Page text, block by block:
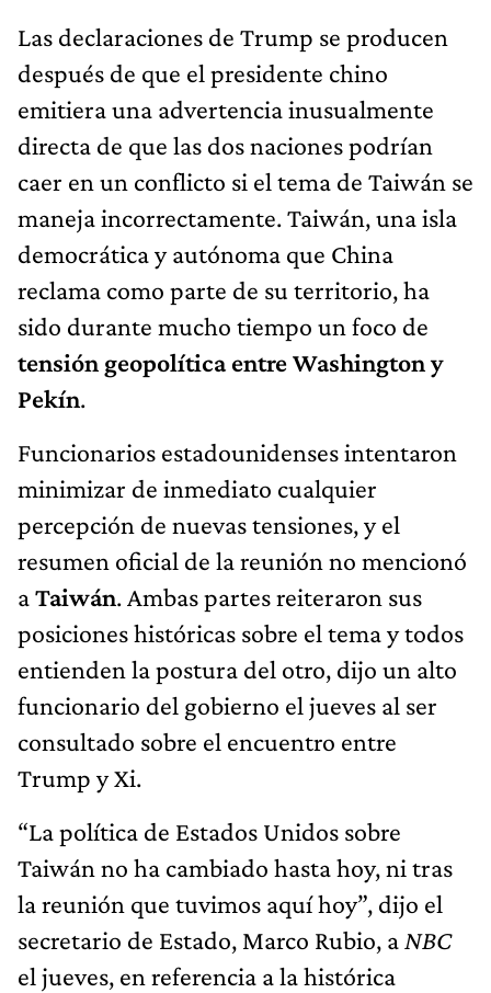
Las declaraciones de Trump se producen
después de que el presidente chino
emitiera una advertencia inusualmente
directa de que las dos naciones podrían
caer en un conflicto si el tema de Taiwán se
maneja incorrectamente. Taiwán, una isla
democrática y autónoma que China
reclama como parte de su territorio, ha
sido durante mucho tiempo un foco de
tensión geopolítica entre Washington y
Pekín.
Funcionarios estadounidenses intentaron
minimizar de inmediato cualquier
percepción de nuevas tensiones, y el
resumen oficial de la reunión no mencionó
aTaiwán. Ambas partes reiteraron sus
posiciones históricas sobre el tema y todos
entienden la postura del otro, dijo un alto
funcionario del gobierno el jueves al ser
consultado sobre el encuentro entre
Trump y Xi.
“La política de Estados Unidos sobre
Taiwán no ha cambiado hasta hoy, ni tras
la reunión que tuvimos aquí hoy”, dijo el
secretario de Estado, Marco Rubio, a NBC
el jueves, en referencia a la histórica